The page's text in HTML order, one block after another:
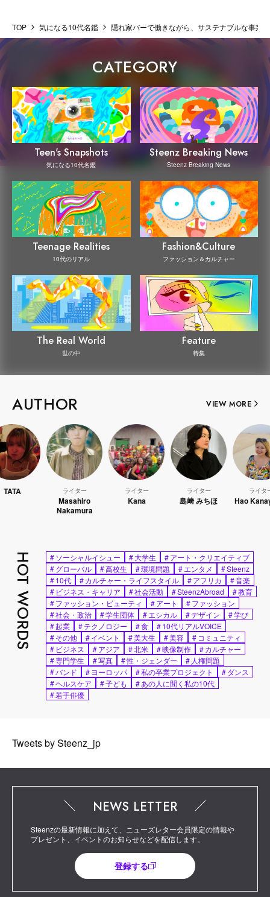
TOP 気になる10代名鑑 隠れ家バーで働きながら、サステナブルな事業
CATEGORY
Teen's Snapshots
気になる10代名鑑
Steenz Breaking News
Steenz Breaking News
Teenage Realities
10代のリアル
Fashion&Culture
ファッション＆カルチャー
The Real World
世の中
Feature
特集
AUTHOR VIEW MORE
ライター
Kana
ライター
島﨑 みちほ
ライター
Hao Kanayama
HOT WORDS #ソーシャルイシュー #大学生 #アート・クリエイティブ
#グローバル #高校生 #環境問題 #エンタメ #Steenz
#10代 #カルチャー・ライフスタイル #アフリカ #音楽
# ビジネス・キャリア #社会活動 #SteenzAbroad #教育
#ファッション・ビューティ #アート #ファッション
#社会・政治 #学生団体 #エシカル #デザイン #学び
#起業 #テクノロジー #食 #10代リアルVOICE
#その他 #イベント #美大生 #美容 # コミュニティ
# ビジネス #アジア #北米 #映像制作 #カルチャー
#専門学生 #写真 #性・ジェンダー # 人権問題
#バンド #ヨーロッパ #私の卒業プロジェクト #ダンス
#ヘルスケア #子ども #あの人に聞く私の10代
#若手俳優
Tweets by Steenz_jp
NEWS LETTER
Steenzの最新情報に加えて、ニューズレター会員限定の情報や
プレゼント、イベントのお知らせなどを配信します。
登録する